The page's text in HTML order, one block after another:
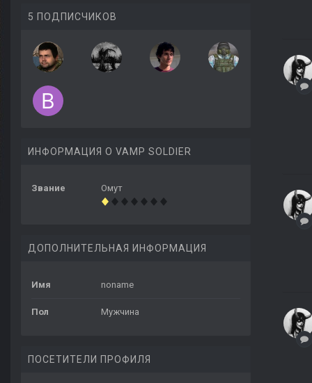
5 ПОДПИСЧИКОВ
ИНФОРМАЦИЯ О VAMP SOLDIER
Звание Омут
ДОПОЛНИТЕЛЬНАЯ ИНФОРМАЦИЯ
Имя noname
Пол Мужчина
ПОСЕТИТЕЛИ ПРОФИЛЯ